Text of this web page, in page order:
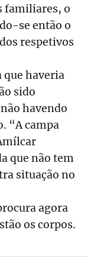
familiares, o
se então o
respetivos
que haveria
sido
havendo
“A campa
que não tem
situação no
agora
os corpos.